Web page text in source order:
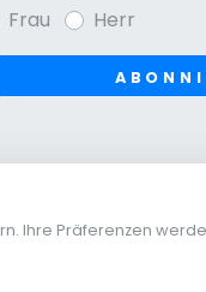
Frau Herr
Ihre Präferenzen